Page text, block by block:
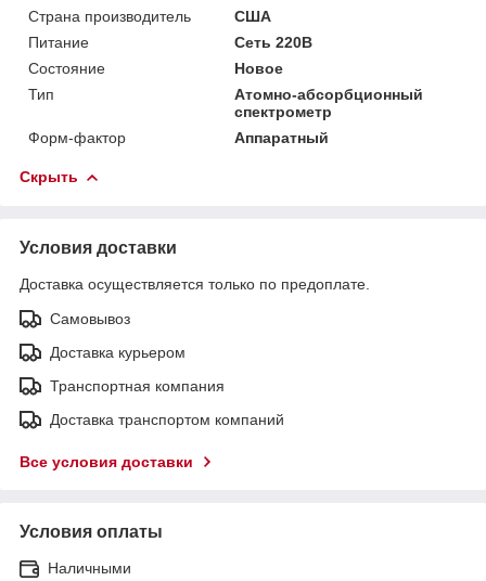
Страна производитель
США
Питание
Сеть 220В
Состояние
Новое
Тип
Атомно-абсорбционный
спектрометр
Форм-фактор
Аппаратный
Скрыть
Условия доставки
Доставка осуществляется только по предоплате.
Самовывоз
Доставка курьером
Транспортная компания
Доставка транспортом компаний
Все условия доставки
Условия оплаты
Наличными